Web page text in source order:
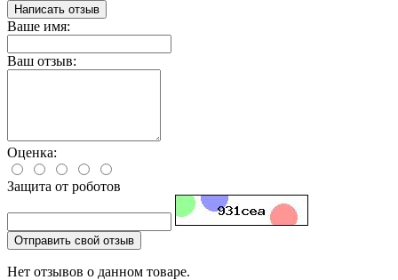
Написать отзыв
Ваше имя:
Ваш отзыв:
Оценка:
Защита от роботов
Отправить свой отзыв
Нет отзывов о данном товаре.